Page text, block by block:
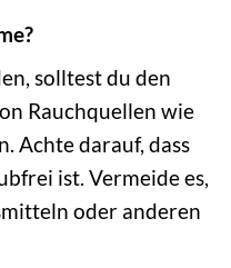
solltest du den
Rauchquellen wie
Achte darauf, dass
ist. Vermeide es,
oder anderen